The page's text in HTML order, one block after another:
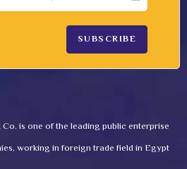
is one of the leading public enterprise
working in foreign trade field in Egypt.